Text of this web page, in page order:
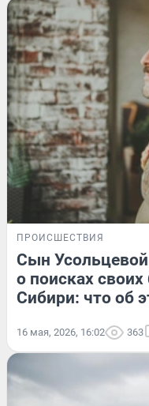
ПРОИСШЕСТВИЯ
Сын
о поисках
Сибири: что об
16 мая, 2026, 16:02 363